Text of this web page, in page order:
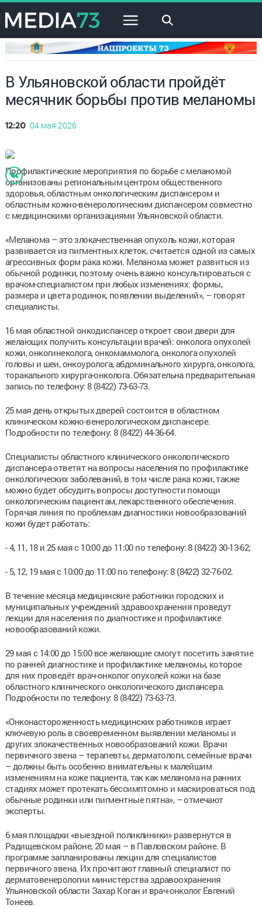
×
В Ульяновской области пройдёт
месячник борьбы против меланомы
12:20 04 мая 2026
Профилактические мероприятия по борьбе с меланомой
организованы региональным центром общественного
здоровья, областным онкологическим диспансером и
областным кожно-венерологическим диспансером совместно
с медицинскими организациями Ульяновской области.
«Меланома – это злокачественная опухоль кожи, которая
развивается из пигментных клеток, считается одной из самых
агрессивных форм рака кожи. Меланома может развиться из
обычной родинки, поэтому очень важно консультироваться с
врачом-специалистом при любых изменениях: формы,
размера и цвета родинок, появлении выделений», – говорят
специалисты.
16 мая областной онкодиспансер откроет свои двери для
желающих получить консультации врачей: онколога опухолей
кожи, онкогинеколога, онкомаммолога, онколога опухолей
головы и шеи, онкоуролога, абдоминального хирурга, онколога,
торакального хирурга-онколога. Обязательна предварительная
запись по телефону: 8 (8422) 73-63-73.
25 мая день открытых дверей состоится в областном
клиническом кожно-венерологическом диспансере.
Подробности по телефону: 8 (8422) 44-36-64.
Специалисты областного клинического онкологического
диспансера ответят на вопросы населения по профилактике
онкологических заболеваний, в том числе рака кожи, также
можно будет обсудить вопросы доступности помощи
онкологическим пациентам, лекарственного обеспечения.
Горячая линия по проблемам диагностики новообразований
кожи будет работать:
- 4, 11, 18 и 25 мая с 10:00 до 11:00 по телефону: 8 (8422) 30-13-62;
- 5, 12, 19 мая с 10:00 до 11:00 по телефону: 8 (8422) 32-76-02.
В течение месяца медицинские работники городских и
муниципальных учреждений здравоохранения проведут
лекции для населения по диагностике и профилактике
новообразований кожи.
29 мая с 14:00 до 15:00 все желающие смогут посетить занятие
по ранней диагностике и профилактике меланомы, которое
для них проведёт врач-онколог опухолей кожи на базе
областного клинического онкологического диспансера.
Подробности по телефону: 8 (8422) 73-63-73.
«Онконастороженность медицинских работников играет
ключевую роль в своевременном выявлении меланомы и
других злокачественных новообразований кожи. Врачи
первичного звена – терапевты, дерматологи, семейные врачи
– должны быть особенно внимательны к малейшим
изменениям на коже пациента, так как меланома на ранних
стадиях может протекать бессимптомно и маскироваться под
обычные родинки или пигментные пятна», – отмечают
эксперты.
6 мая площадки «выездной поликлиники» развернутся в
Радищевском районе, 20 мая – в Павловском районе. В
программе запланированы лекции для специалистов
первичного звена. Их прочитают главный специалист по
дерматовенерологии министерства здравоохранения
Ульяновской области Захар Коган и врач-онколог Евгений
Тонеев.